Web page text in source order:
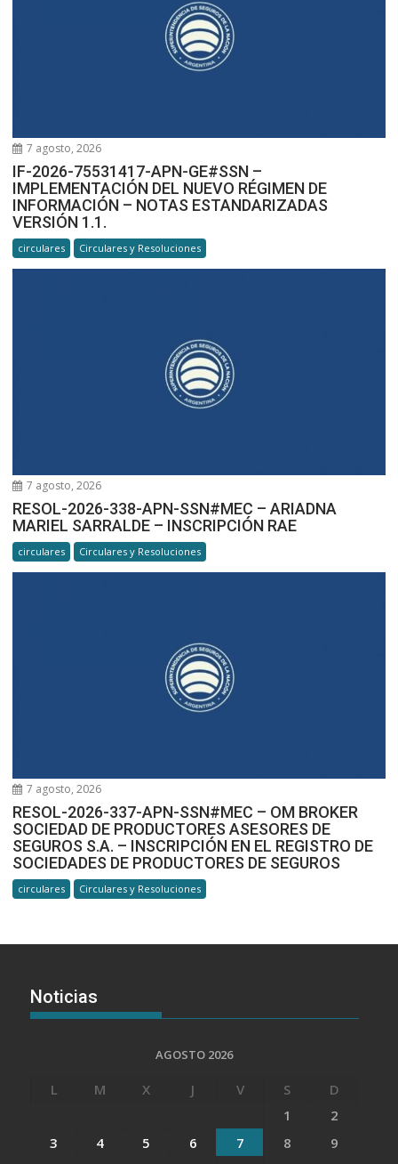
7 agosto, 2026
IF-2026-75531417-APN-GE#SSN –
IMPLEMENTACIÓN DEL NUEVO RÉGIMEN DE
INFORMACIÓN – NOTAS ESTANDARIZADAS
VERSIÓN 1.1.
circulares Circulares y Resoluciones
7 agosto, 2026
RESOL-2026-338-APN-SSN#MEC – ARIADNA
MARIEL SARRALDE – INSCRIPCIÓN RAE
circulares Circulares y Resoluciones
7 agosto, 2026
RESOL-2026-337-APN-SSN#MEC – OM BROKER
SOCIEDAD DE PRODUCTORES ASESORES DE
SEGUROS S.A. – INSCRIPCIÓN EN EL REGISTRO DE
SOCIEDADES DE PRODUCTORES DE SEGUROS
circulares Circulares y Resoluciones
Noticias
AGOSTO 2026
L M X J V S
D
1
2
3
4 5 6 7 8
9